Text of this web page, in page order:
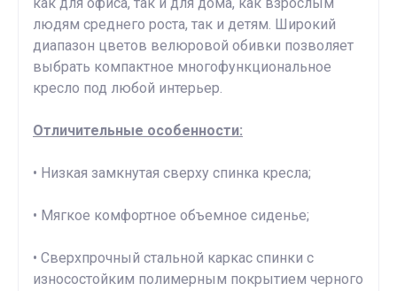
людям среднего роста, так и детям. Широкий
диапазон цветов велюровой обивки позволяет
выбрать компактное многофункциональное
кресло под любой интерьер.
Отличительные особенности:
• Низкая замкнутая сверху спинка кресла;
• Мягкое комфортное объемное сиденье;
• Сверхпрочный стальной каркас спинки с
износостойким полимерным покрытием черного